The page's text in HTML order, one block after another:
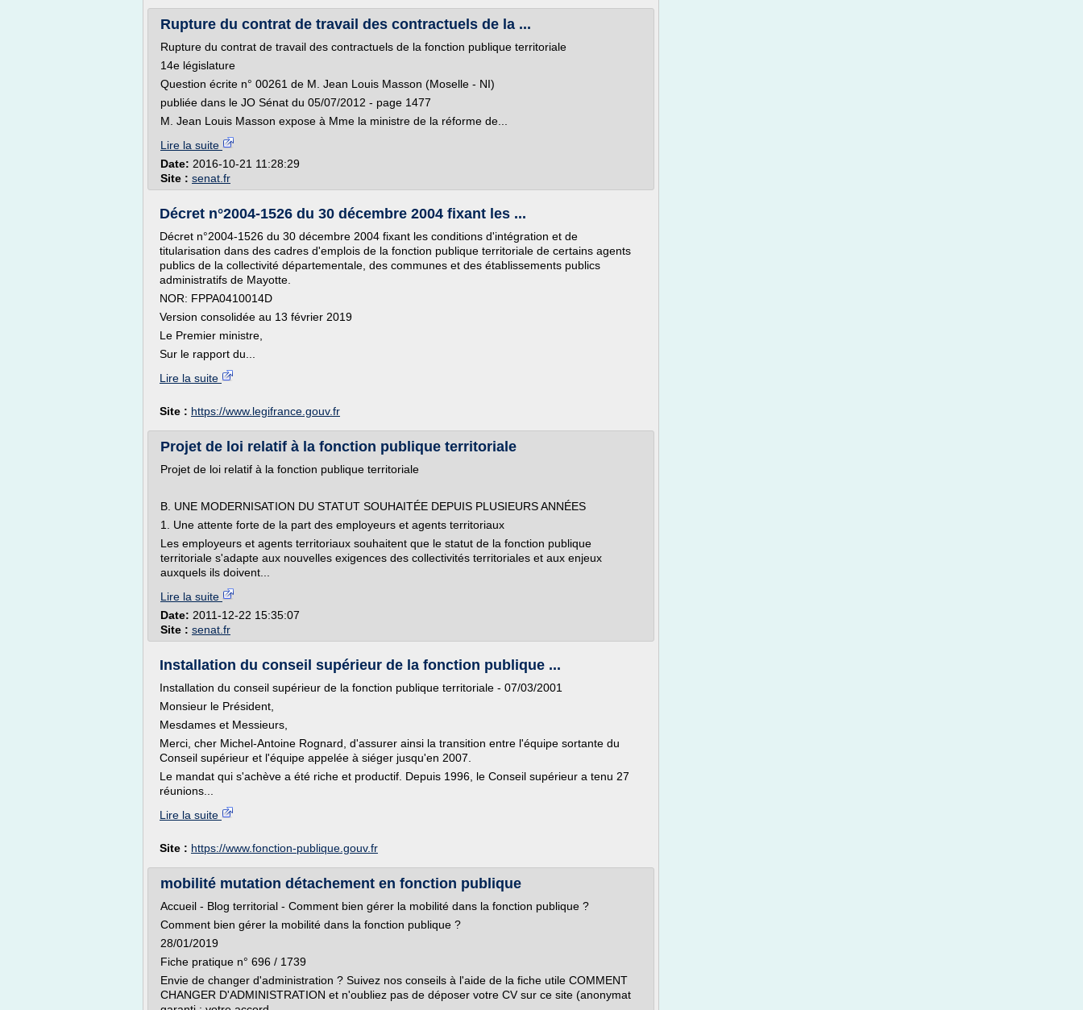
Rupture du contrat de travail des contractuels de la ...
Rupture du contrat de travail des contractuels de la fonction publique territoriale
14e législature
Question écrite n° 00261 de M. Jean Louis Masson (Moselle - NI)
publiée dans le JO Sénat du 05/07/2012 - page 1477
M. Jean Louis Masson expose à Mme la ministre de la réforme de...
Lire la suite
Date: 2016-10-21 11:28:29
Site : senat.fr
Décret n°2004-1526 du 30 décembre 2004 fixant les ...
Décret n°2004-1526 du 30 décembre 2004 fixant les conditions d'intégration et de
titularisation dans des cadres d'emplois de la fonction publique territoriale de certains agents
publics de la collectivité départementale, des communes et des établissements publics
administratifs de Mayotte.
NOR: FPPA0410014D
Version consolidée au 13 février 2019
Le Premier ministre,
Sur le rapport du...
Lire la suite
Site : https://www.legifrance.gouv.fr
Projet de loi relatif à la fonction publique territoriale
Projet de loi relatif à la fonction publique territoriale
B. UNE MODERNISATION DU STATUT SOUHAITÉE DEPUIS PLUSIEURS ANNÉES
1. Une attente forte de la part des employeurs et agents territoriaux
Les employeurs et agents territoriaux souhaitent que le statut de la fonction publique
territoriale s'adapte aux nouvelles exigences des collectivités territoriales et aux enjeux
auxquels ils doivent...
Lire la suite
Date: 2011-12-22 15:35:07
Site : senat.fr
Installation du conseil supérieur de la fonction publique ...
Installation du conseil supérieur de la fonction publique territoriale - 07/03/2001
Monsieur le Président,
Mesdames et Messieurs,
Merci, cher Michel-Antoine Rognard, d'assurer ainsi la transition entre l'équipe sortante du
Conseil supérieur et l'équipe appelée à siéger jusqu'en 2007.
Le mandat qui s'achève a été riche et productif. Depuis 1996, le Conseil supérieur a tenu 27
réunions...
Lire la suite
Site : https://www.fonction-publique.gouv.fr
mobilité mutation détachement en fonction publique
Accueil - Blog territorial - Comment bien gérer la mobilité dans la fonction publique ?
Comment bien gérer la mobilité dans la fonction publique ?
28/01/2019
Fiche pratique n° 696 / 1739
Envie de changer d'administration ? Suivez nos conseils à l'aide de la fiche utile COMMENT
CHANGER D'ADMINISTRATION et n'oubliez pas de déposer votre CV sur ce site (anonymat